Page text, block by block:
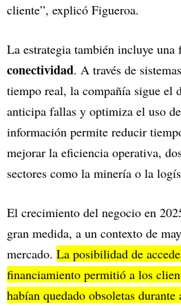
cliente”, explicó Figueroa.
La estrategia también incluye una
conectividad. A través de
tiempo real, la compañía sigue el
anticipa fallas y optimiza el uso
información permite reducir
mejorar la eficiencia operativa,
sectores como la minería o la
El crecimiento del negocio en
gran medida, a un contexto de
mercado. La posibilidad de
financiamiento permitió a los
habían quedado obsoletas